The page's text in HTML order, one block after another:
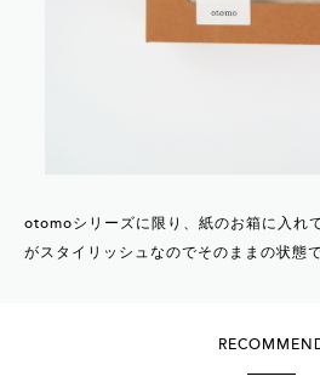
otomoシリーズに限り、紙のお箱に入れ
がスタイリッシュなのでそのままの状態